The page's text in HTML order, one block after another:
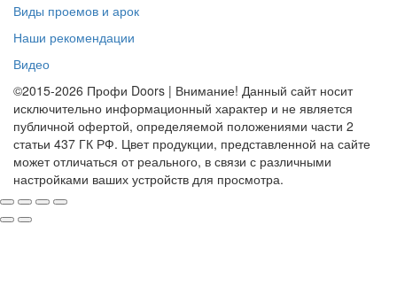
Виды проемов и арок
Наши рекомендации
Видео
©2015-2026 Профи Doors | Внимание! Данный сайт носит
исключительно информационный характер и не является
публичной офертой, определяемой положениями части 2
статьи 437 ГК РФ. Цвет продукции, представленной на сайте
может отличаться от реального, в связи с различными
настройками ваших устройств для просмотра.